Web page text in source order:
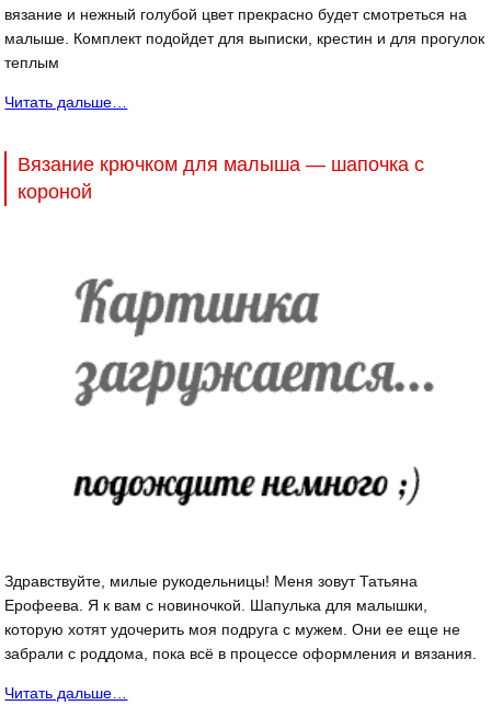
вязание и нежный голубой цвет прекрасно будет смотреться на
малыше. Комплект подойдет для выписки, крестин и для прогулок
теплым
Читать дальше…
Вязание крючком для малыша — шапочка с
короной
Здравствуйте, милые рукодельницы! Меня зовут Татьяна
Ерофеева. Я к вам с новиночкой. Шапулька для малышки,
которую хотят удочерить моя подруга с мужем. Они ее еще не
забрали с роддома, пока всё в процессе оформления и вязания.
Читать дальше…